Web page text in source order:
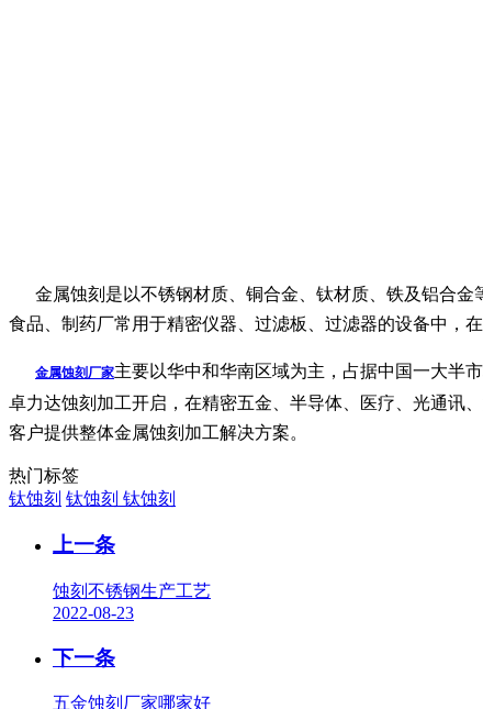
金属蚀刻是以不锈钢材质、铜合金、钛材质、铁及铝合
食品、制药厂常用于精密仪器、过滤板、过滤器的设备中，
金属蚀刻厂家主要以华中和华南区域为主，占据中国一大半
卓力达蚀刻加工开启，在精密五金、半导体、医疗、光通讯
客户提供整体金属蚀刻加工解决方案。
热门标签
钛蚀刻 钛蚀刻 钛蚀刻
上一条
蚀刻不锈钢生产工艺
2022-08-23
下一条
五金蚀刻厂家哪家好